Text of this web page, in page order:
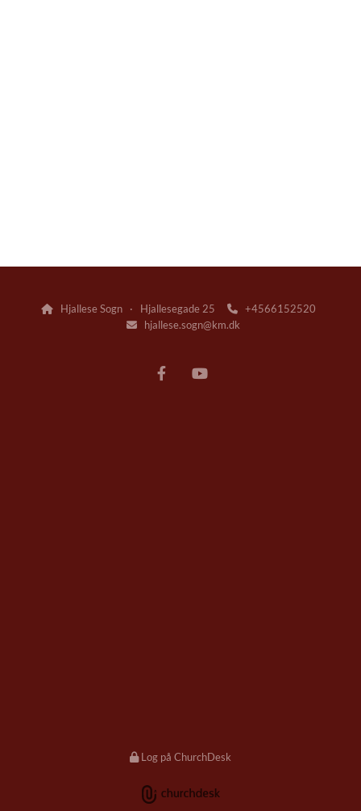
Hjallese Sogn · Hjallesegade 25 +4566152520
hjallese.sogn@km.dk
Log på ChurchDesk